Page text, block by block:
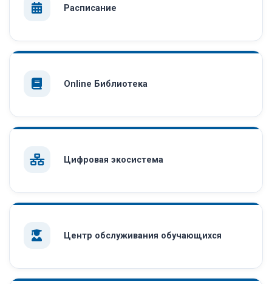
Расписание
Online Библиотека
Цифровая экосистема
Центр обслуживания обучающихся